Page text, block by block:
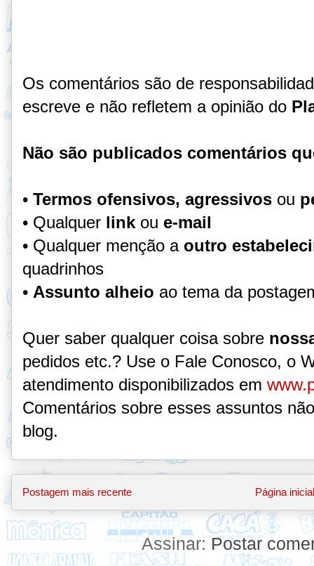
Os comentários são de
escreve e não refletem a opinião do
Não são publicados comentários
• Termos ofensivos, agressivos ou
• Qualquer link ou e-mail
• Qualquer menção a outro
quadrinhos
• Assunto alheio ao tema da
Quer saber qualquer coisa sobre
pedidos etc.? Use o Fale Conosco, o
atendimento disponibilizados em
Comentários sobre esses assuntos
blog.
Postagem mais recente Página inicial
Assinar:Postar